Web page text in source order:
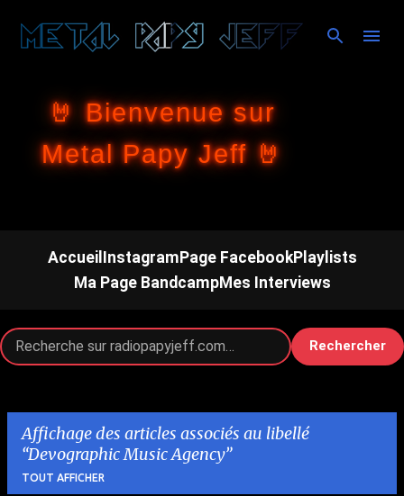
Accéder au contenu principal
🤘 Bienvenue sur
Metal Papy Jeff 🤘
Accueil InstagramPage FacebookPlaylists
Ma Page BandcampMes Interviews
Rechercher
Affichage des articles associés au libellé
Devographic Music Agency
TOUT AFFICHER